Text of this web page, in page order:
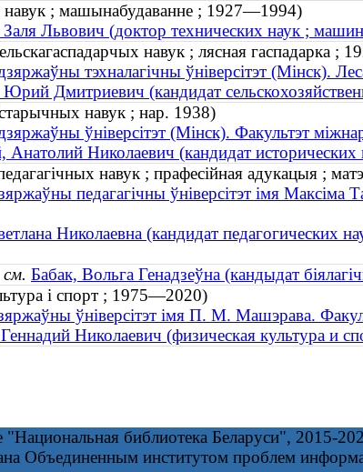
навук ; машынабудаванне ; 1927—1994)
Львович (доктор технических наук ;
навук ; лясная гаспадарка ;
тэхналагічны ўніверсітэт (Мінск).
Дмитриевич (кандидат
навук ; нар. 1938)
ўніверсітэт (Мінск). Факультэт
Анатолий Николаевич (кандидат
навук ; прафесійная адукацыя ;
педагагічны ўніверсітэт імя
Николаевна (кандидат педагогических
см. Бабак, Вольга Генадзеўна (кандыдат
і спорт ; 1975—2020)
ўніверсітэт імя П. М. Машэрава.
Николаевич (физическая культура и
"Национальная библиотека Беларуси", 2015-
Объединенным институтом проблем